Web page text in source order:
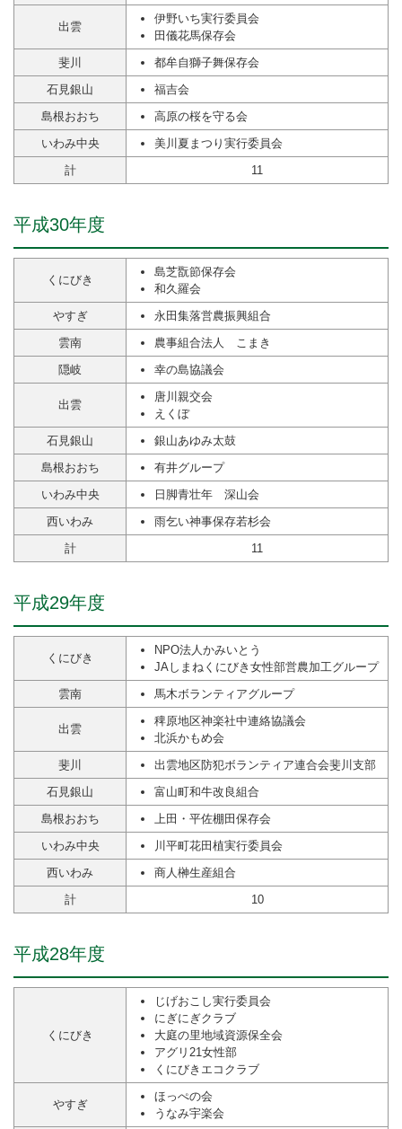
出雲
伊野いち実行委員会
田儀花馬保存会
斐川
都牟自獅子舞保存会
石見銀山
福吉会
島根おおち
高原の桜を守る会
いわみ中央
美川夏まつり実行委員会
計
11
平成30年度
くにびき
島芝翫節保存会
和久羅会
やすぎ
永田集落営農振興組合
雲南
農事組合法人 こまき
隠岐
幸の島協議会
出雲
唐川親交会
えくぼ
石見銀山
銀山あゆみ太鼓
島根おおち
有井グループ
いわみ中央
日脚青壮年 深山会
西いわみ
雨乞い神事保存若杉会
計
11
平成29年度
くにびき
NPO法人かみいとう
JAしまねくにびき女性部営農加工グループ
雲南
馬木ボランティアグループ
出雲
稗原地区神楽社中連絡協議会
北浜かもめ会
斐川
出雲地区防犯ボランティア連合会斐川支部
石見銀山
富山町和牛改良組合
島根おおち
上田・平佐棚田保存会
いわみ中央
川平町花田植実行委員会
西いわみ
商人榊生産組合
計
10
平成28年度
くにびき
じげおこし実行委員会
にぎにぎクラブ
大庭の里地域資源保全会
アグリ21女性部
くにびきエコクラブ
やすぎ
ほっぺの会
うなみ宇楽会